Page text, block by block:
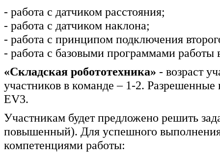
- работа с датчиком расстояния;
- работа с датчиком наклона;
- работа с принципом подключения
- работа с базовыми программами работы
«Складская робототехника» - возраст
участников в команде – 1-2.
EV3.
Участникам будет предложено решить
повышенный). Для успешного выполнения
компетенциями работы: